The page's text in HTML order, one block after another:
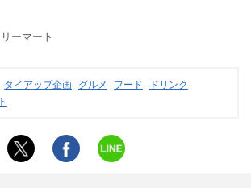
ーマート
タイアップ企画 グルメ フード
ドリンク